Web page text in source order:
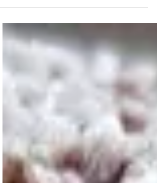
גוזלמה מאפה טורקי ממכר...